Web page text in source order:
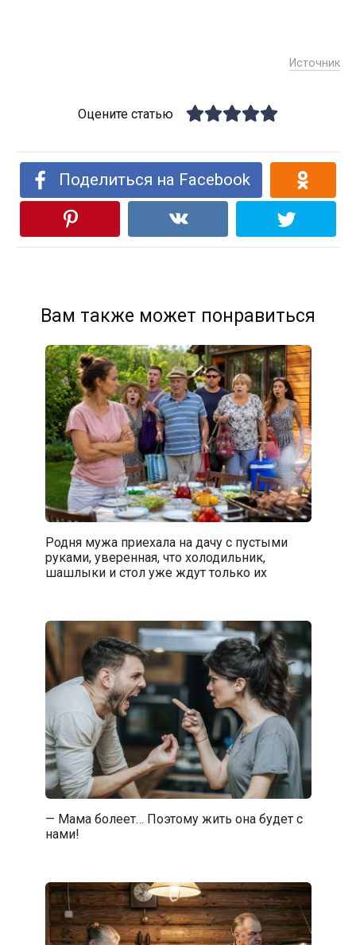
Источник
Оцените статью
Поделиться на Facebook
Вам также может понравиться
Родня мужа приехала на дачу с пустыми
руками, уверенная, что холодильник,
шашлыки и стол уже ждут только их
— Мама болеет… Поэтому жить она будет с
нами!